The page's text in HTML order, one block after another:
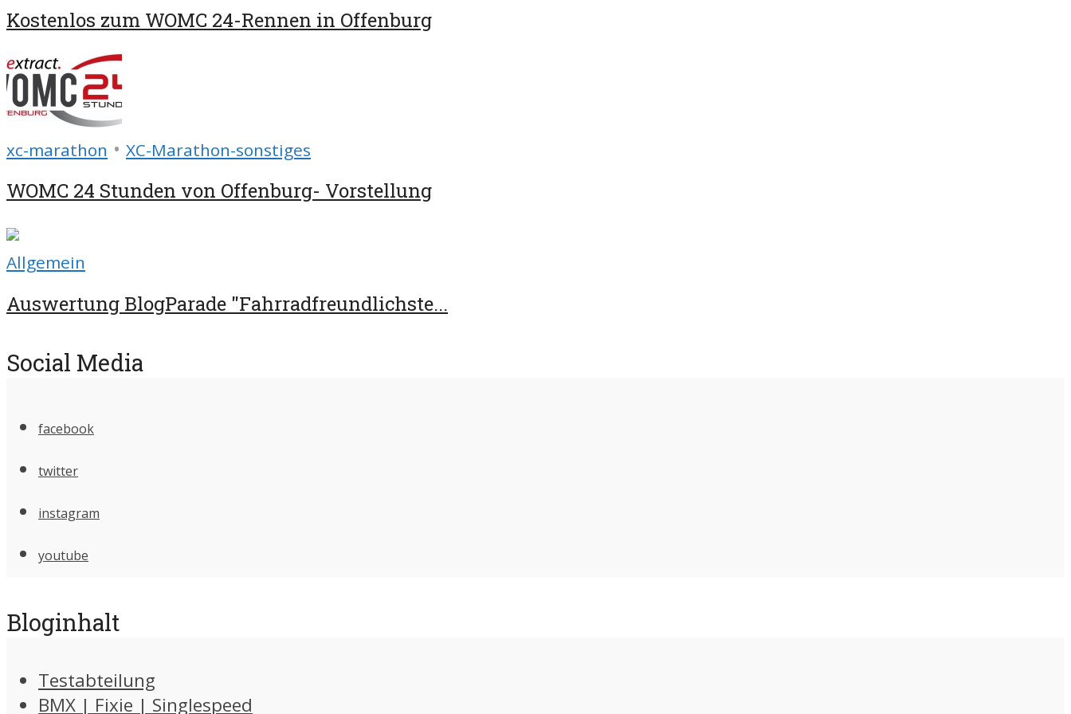
Kostenlos zum WOMC 24-Rennen in Offenburg
xc-marathon • XC-Marathon-sonstiges
WOMC 24 Stunden von Offenburg- Vorstellung
Allgemein
Auswertung BlogParade "Fahrradfreundlichste...
Social Media
facebook
twitter
instagram
youtube
Bloginhalt
Testabteilung
BMX | Fixie | Singlespeed